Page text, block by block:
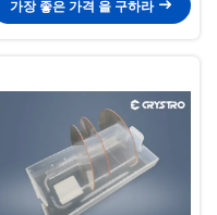
가장 좋은 가격 을 구하라